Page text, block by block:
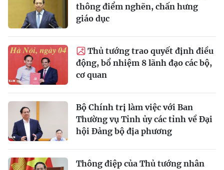
thông điểm nghẽn, chấn hưng
giáo dục
Thủ tướng trao quyết định điều
động, bổ nhiệm 8 lãnh đạo các bộ,
cơ quan
Bộ Chính trị làm việc với Ban
Thường vụ Tỉnh ủy các tỉnh về Đại
hội Đảng bộ địa phương
Thông điệp của Thủ tướng nhân